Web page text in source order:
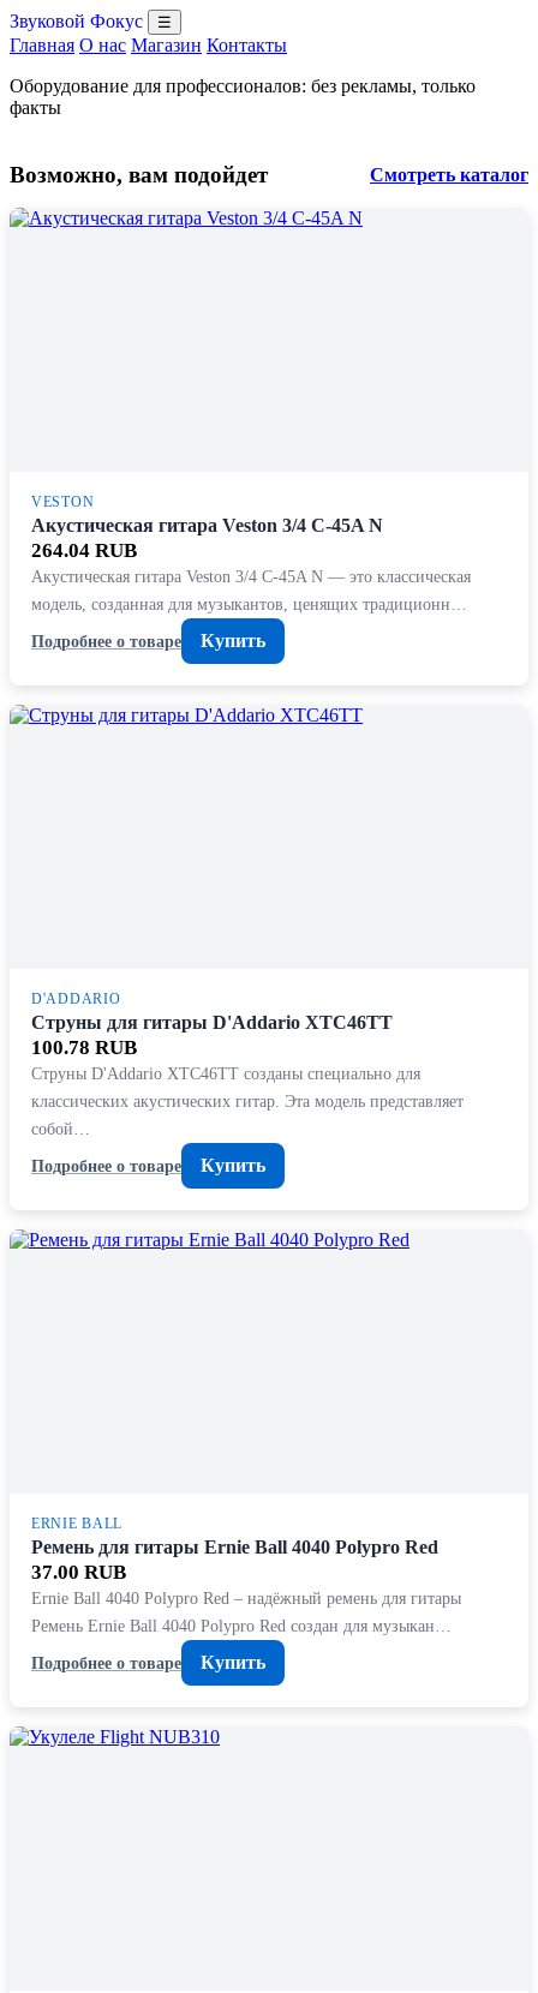
Звуковой Фокус ☰
Главная О нас Магазин Контакты
Оборудование для профессионалов: без рекламы, только
факты
Возможно, вам подойдет Смотреть каталог
VESTON
Акустическая гитара Veston 3/4 C-45A N
264.04 RUB
Акустическая гитара Veston 3/4 C-45A N — это классическая
модель, созданная для музыкантов, ценящих традиционн…
Подробнее о товаре
Купить
D'ADDARIO
Струны для гитары D'Addario XTC46TT
100.78 RUB
Струны D'Addario XTC46TT созданы специально для
классических акустических гитар. Эта модель представляет
собой…
Подробнее о товаре
Купить
ERNIE BALL
Ремень для гитары Ernie Ball 4040 Polypro Red
37.00 RUB
Ernie Ball 4040 Polypro Red – надёжный ремень для гитары
Ремень Ernie Ball 4040 Polypro Red создан для музыкан…
Подробнее о товаре
Купить